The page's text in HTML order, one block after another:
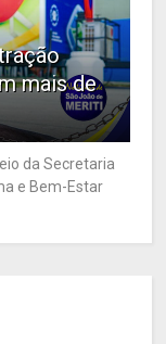
mais de
da Secretaria
e Bem-Estar